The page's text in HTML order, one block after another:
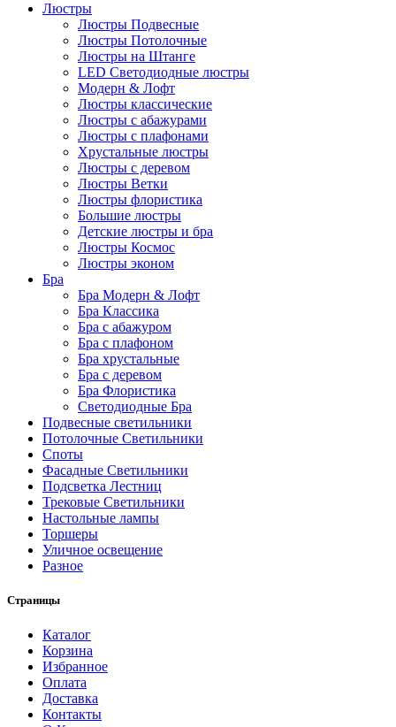
Люстры
Люстры Подвесные
Люстры Потолочные
Люстры на Штанге
LED Светодиодные люстры
Модерн & Лофт
Люстры классические
Люстры с абажурами
Люстры с плафонами
Хрустальные люстры
Люстры с деревом
Люстры Ветки
Люстры флористика
Большие люстры
Детские люстры и бра
Люстры Космос
Люстры эконом
Бра
Бра Модерн & Лофт
Бра Классика
Бра с абажуром
Бра с плафоном
Бра хрустальные
Бра с деревом
Бра Флористика
Светодиодные Бра
Подвесные светильники
Потолочные Светильники
Споты
Фасадные Светильники
Подсветка Лестниц
Трековые Светильники
Настольные лампы
Торшеры
Уличное освещение
Разное
Страницы
Каталог
Корзина
Избранное
Оплата
Доставка
Контакты